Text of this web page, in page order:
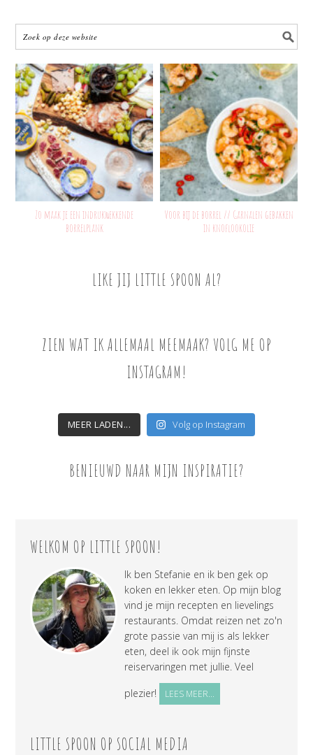
Zo maak je een indrukwekkende
borrelplank
Voor bij de borrel // Garnalen gebakken
in knoflookolie
LIKE JIJ LITTLE SPOON AL?
ZIEN WAT IK ALLEMAAL MEEMAAK? VOLG ME OP
INSTAGRAM!
MEER LADEN... Volg op Instagram
BENIEUWD NAAR MIJN INSPIRATIE?
WELKOM OP LITTLE SPOON!
Ik ben Stefanie en ik ben gek op
koken en lekker eten. Op mijn blog
vind je mijn recepten en lievelings
restaurants. Omdat reizen net zo'n
grote passie van mij is als lekker
eten, deel ik ook mijn fijnste
reiservaringen met jullie. Veel
plezier!
LEES MEER...
LITTLE SPOON OP SOCIAL MEDIA